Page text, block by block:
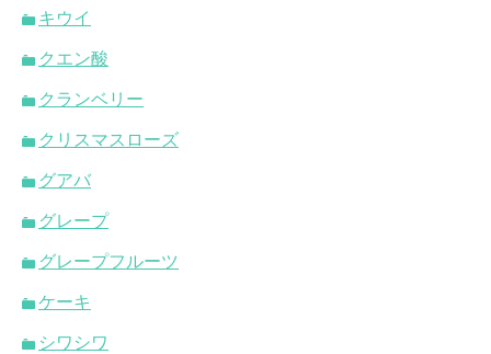
キウイ
クエン酸
クランベリー
クリスマスローズ
グアバ
グレープ
グレープフルーツ
ケーキ
シワシワ